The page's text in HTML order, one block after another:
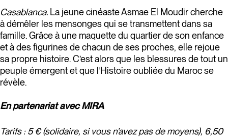
Casablanca. La jeune cinéaste Asmae El Moudir cherche
à démêler les mensonges qui se transmettent dans sa
famille. Grâce à une maquette du quartier de son enfance
et à des figurines de chacun de ses proches, elle rejoue
sa propre histoire. C’est alors que les blessures de tout un
peuple émergent et que l’Histoire oubliée du Maroc se
révèle.
En partenariat avec MIRA
Tarifs : 5 € (solidaire, si vous n’avez pas de moyens), 6,50